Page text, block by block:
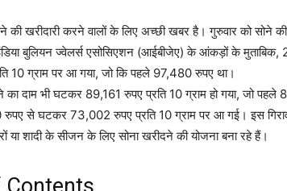
की खरीदारी करने वालों के लिए अच्छी खबर है। गुरुवार को सोने
बुलियन ज्वेलर्स एसोसिएशन (आईबीजेए) के आंकड़ों के
10 ग्राम पर आ गया, जो कि पहले 97,480 रुपए था।
का दाम भी घटकर 89,161 रुपए प्रति 10 ग्राम हो गया, जो
से घटकर 73,002 रुपए प्रति 10 ग्राम पर आ गई। इस
या शादी के सीजन के लिए सोना खरीदने की योजना बना रहे हैं।